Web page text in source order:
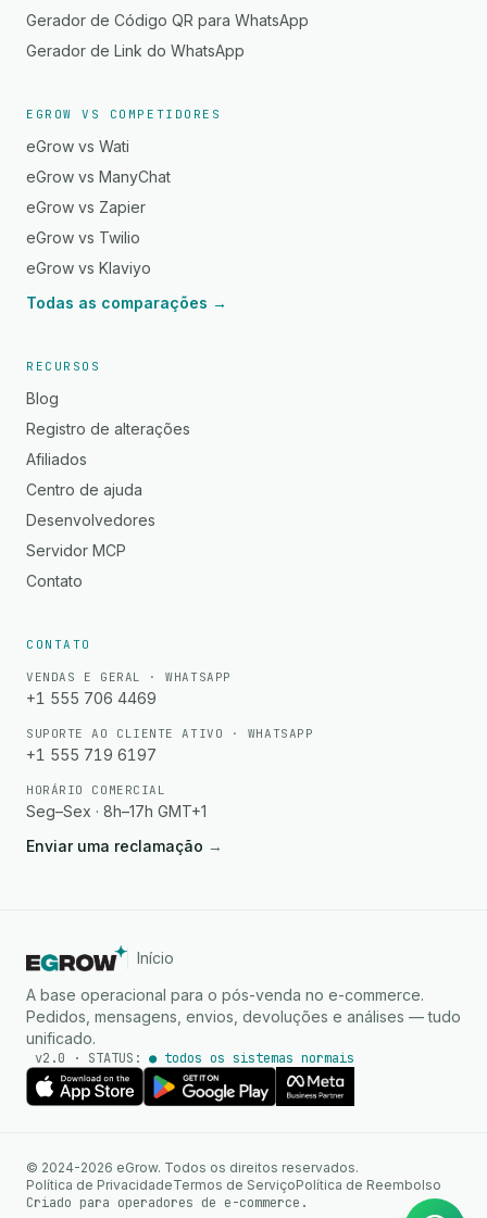
Gerador de Código QR para WhatsApp
Gerador de Link do WhatsApp
EGROW VS COMPETIDORES
eGrow vs Wati
eGrow vs ManyChat
eGrow vs Zapier
eGrow vs Twilio
eGrow vs Klaviyo
Todas as comparações →
RECURSOS
Blog
Registro de alterações
Afiliados
Centro de ajuda
Desenvolvedores
Servidor MCP
Contato
CONTATO
VENDAS E GERAL · WHATSAPP
+1 555 706 4469
SUPORTE AO CLIENTE ATIVO · WHATSAPP
+1 555 719 6197
HORÁRIO COMERCIAL
Seg–Sex · 8h–17h GMT+1
Enviar uma reclamação →
Início
A base operacional para o pós-venda no e-commerce.
Pedidos, mensagens, envios, devoluções e análises — tudo
unificado.
v2.0 · STATUS:● todos os sistemas normais
© 2024-2026 eGrow. Todos os direitos reservados.
Política de PrivacidadeTermos de ServiçoPolítica de Reembolso
Criado para operadores de e-commerce.
WhatsApp